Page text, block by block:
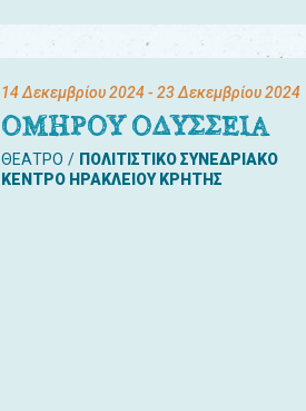
14 Δεκεμβρίου 2024- 23 Δεκεμβρίου 2024
ΟΜΗΡΟΥ ΟΔΥΣΣΕΙΑ
ΘΕΑΤΡΟ
ΠΟΛΙΤΙΣΤΙΚΟ ΣΥΝΕΔΡΙΑΚΟ
ΚΕΝΤΡΟ ΗΡΑΚΛΕΙΟΥ ΚΡΗΤΗΣ